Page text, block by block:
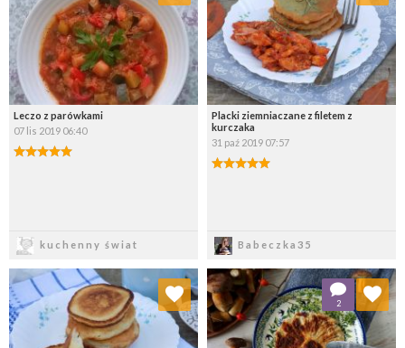
Leczo z parówkami
07 lis 2019 06:40
kuchenny świat
Wybierz listę:
Placki ziemniaczane z filetem z
kurczaka
31 paź 2019 07:57
Babeczka35
Wybierz listę:
Dodaj do ulubionych
Wybierz listę:
2
Dodaj do ulubionych
Wybierz listę: